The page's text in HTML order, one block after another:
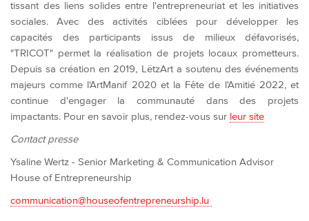
tissant des liens solides entre l'entrepreneuriat et les initiatives
sociales. Avec des activités ciblées pour développer les
capacités des participants issus de milieux défavorisés,
"TRICOT" permet la réalisation de projets locaux prometteurs.
Depuis sa création en 2019, LëtzArt a soutenu des événements
majeurs comme l'ArtManif 2020 et la Fête de l'Amitié 2022, et
continue d'engager la communauté dans des projets
impactants. Pour en savoir plus, rendez-vous sur leur site
Contact presse
Ysaline Wertz - Senior Marketing & Communication Advisor
House of Entrepreneurship
communication@houseofentrepreneurship.lu